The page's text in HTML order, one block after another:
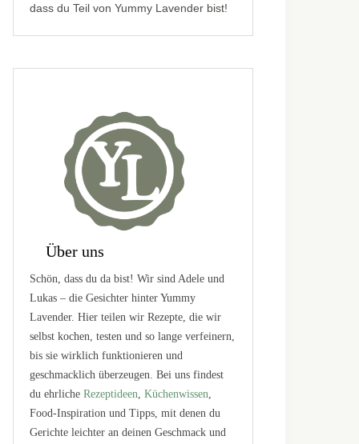
dass du Teil von Yummy Lavender bist!
Über uns
Schön, dass du da bist! Wir sind Adele und
Lukas – die Gesichter hinter Yummy
Lavender. Hier teilen wir Rezepte, die wir
selbst kochen, testen und so lange verfeinern,
bis sie wirklich funktionieren und
geschmacklich überzeugen. Bei uns findest
du ehrliche Rezeptideen Küchenwissen
Food-Inspiration und Tipps, mit denen du
Gerichte leichter an deinen Geschmack und